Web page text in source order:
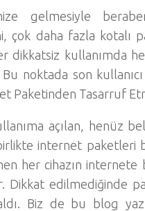
gelmesiyle
çok daha fazla kotalı
dikkatsiz kullanımda
noktada son
Paketinden Tasarruf
açılan, henüz
internet paketleri
her cihazın
Dikkat edilmediğinde
Biz de bu blog